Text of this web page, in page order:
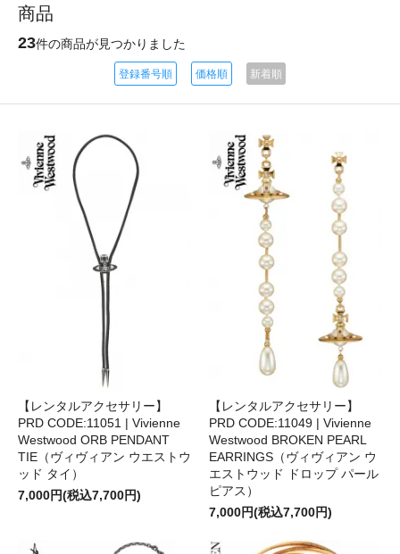
商品
23件の商品が見つかりました
登録番号順 価格順 新着順
【レンタルアクセサリー】
PRD CODE:11051 | Vivienne
Westwood ORB PENDANT
TIE（ヴィヴィアン ウエストウ
ッド タイ）
7,000円(税込7,700円)
【レンタルアクセサリー】
PRD CODE:11049 | Vivienne
Westwood BROKEN PEARL
EARRINGS（ヴィヴィアン ウ
エストウッド ドロップ パール
ピアス）
7,000円(税込7,700円)